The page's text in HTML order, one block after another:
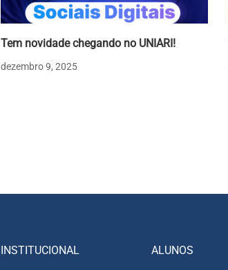
Tem novidade chegando no UNIARI!
dezembro 9, 2025
INSTITUCIONAL ALUNOS